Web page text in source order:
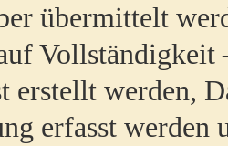
übermittelt
erstellt werden,
erfasst werden